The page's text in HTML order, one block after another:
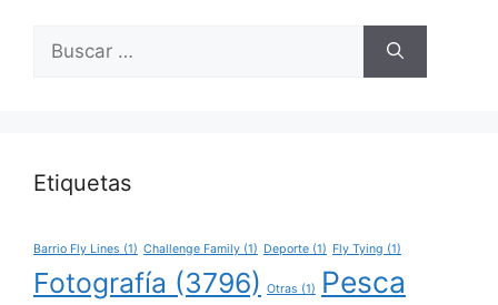
Etiquetas
Barrio Fly Lines (1) Challenge Family (1) Deporte (1) Fly Tying (1)
Fotografía (3796) Otras (1)
Pesca